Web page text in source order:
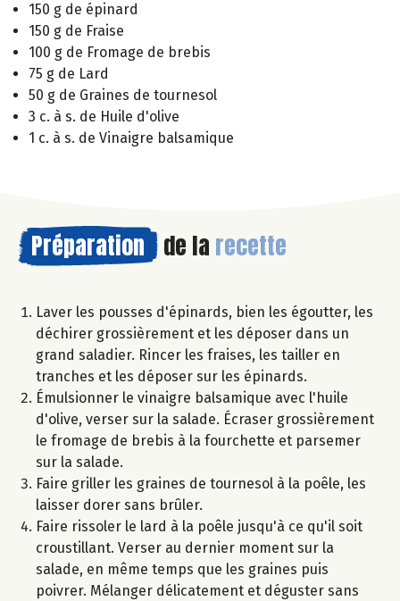
150 g de épinard
150 g de Fraise
100 g de Fromage de brebis
75 g de Lard
50 g de Graines de tournesol
3 c. à s. de Huile d'olive
1 c. à s. de Vinaigre balsamique
Préparation de la recette
Laver les pousses d'épinards, bien les égoutter, les
déchirer grossièrement et les déposer dans un
grand saladier. Rincer les fraises, les tailler en
tranches et les déposer sur les épinards.
Émulsionner le vinaigre balsamique avec l'huile
d'olive, verser sur la salade. Écraser grossièrement
le fromage de brebis à la fourchette et parsemer
sur la salade.
Faire griller les graines de tournesol à la poêle, les
laisser dorer sans brûler.
Faire rissoler le lard à la poêle jusqu'à ce qu'il soit
croustillant. Verser au dernier moment sur la
salade, en même temps que les graines puis
poivrer. Mélanger délicatement et déguster sans